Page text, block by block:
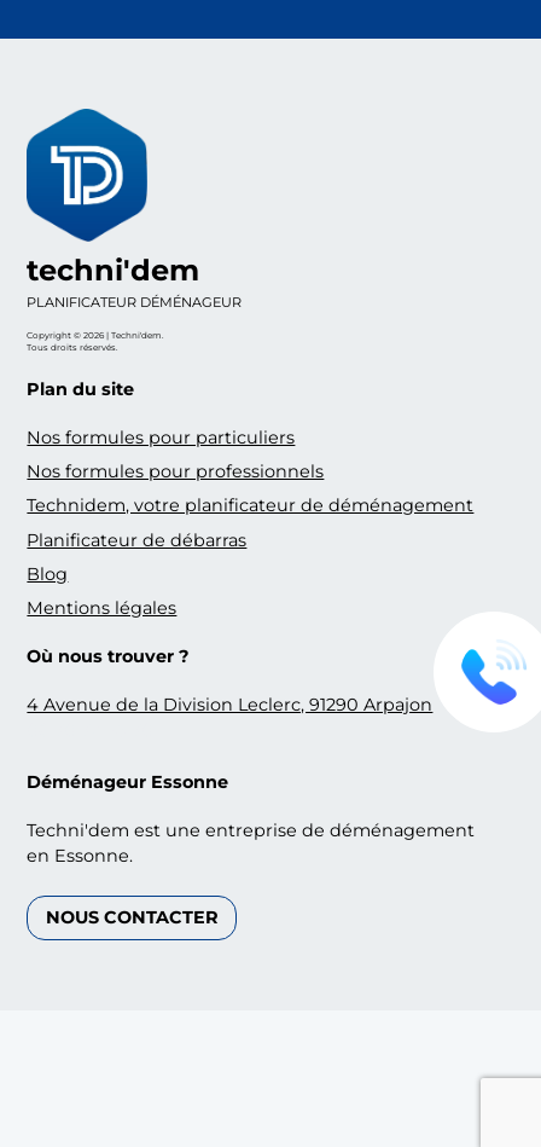
techni'dem
PLANIFICATEUR DÉMÉNAGEUR
Copyright © 2026 | Techni'dem.
Tous droits réservés.
Plan du site
Nos formules pour particuliers
Nos formules pour professionnels
Technidem, votre planificateur de déménagement
Planificateur de débarras
Blog
Mentions légales
Où nous trouver ?
4 Avenue de la Division Leclerc, 91290 Arpajon
Déménageur Essonne
Techni'dem est une entreprise de déménagement
en Essonne.
NOUS CONTACTER